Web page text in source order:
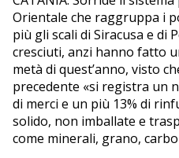
Orientale che raggruppa i
più gli scali di Siracusa e di
cresciuti, anzi hanno fatto
metà di quest’anno, visto
precedente «si registra un
di merci e un più 13% di
solido, non imballate e
come minerali, grano,